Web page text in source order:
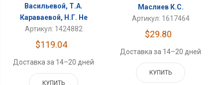
Васильевой, Т.А.
Караваевой, Н.Г. Не
Артикул: 1424882
$119.04
Доставка за 14–20 дней
КУПИТЬ
Маслиев К.С.
Артикул: 1617464
$29.80
Доставка за 14–20 дней
КУПИТЬ